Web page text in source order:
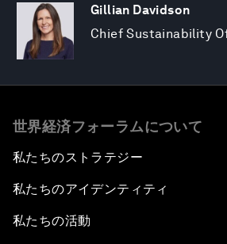
Gillian Davidson
Chief Sustainability
世界経済フォーラムについて
私たちのストラテジー
私たちのアイデンティティ
私たちの活動